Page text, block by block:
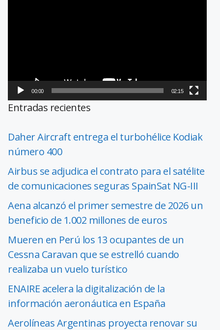
00:00 02:15
Entradas recientes
Daher Aircraft entrega el turbohélice Kodiak
número 400
Airbus se adjudica el contrato para el satélite
de comunicaciones seguras SpainSat NG-III
Aena alcanzó el primer semestre de 2026 un
beneficio de 1.002 millones de euros
Mueren en Perú los 13 ocupantes de un
Cessna Caravan que se estrelló cuando
realizaba un vuelo turístico
ENAIRE acelera la digitalización de la
información aeronáutica en España
Aerolíneas Argentinas proyecta renovar su